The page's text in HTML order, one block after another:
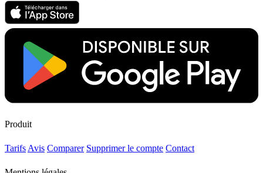
Produit
Tarifs Avis Comparer Supprimer le compte Contact